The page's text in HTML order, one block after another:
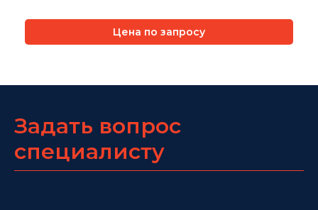
Цена по запросу
Задать вопрос
специалисту